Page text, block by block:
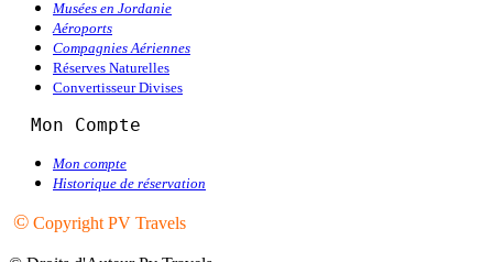
Musées en Jordanie
Aéroports
Compagnies Aériennes
Réserves Naturelles
Convertisseur Divises
Mon Compte
Mon compte
Historique de réservation
© Copyright PV Travels